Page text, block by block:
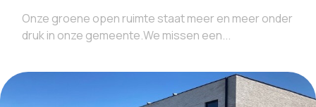
Onze groene open ruimte staat meer en meer onder
druk in onze gemeente.We missen een...